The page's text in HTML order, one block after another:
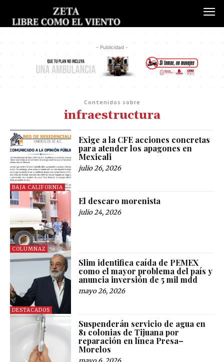
- Publicidad -
Contenidos sobre
infraestructura
BAJA CALIFORNIA
Exige a la CFE acciones concretas
para atender los apagones en
Mexicali
julio 26, 2026
COLUMNAZ
El descaro morenista
julio 24, 2026
DESTACADOS
Slim identifica caída de PEMEX
como el mayor problema del país y
anuncia inversión de 5 mil mdd
mayo 26, 2026
Suspenderán servicio de agua en
81 colonias de Tijuana por
reparación en línea Presa–
Morelos